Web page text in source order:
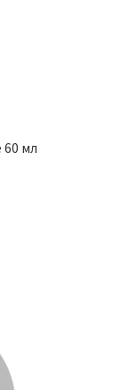
60 мл